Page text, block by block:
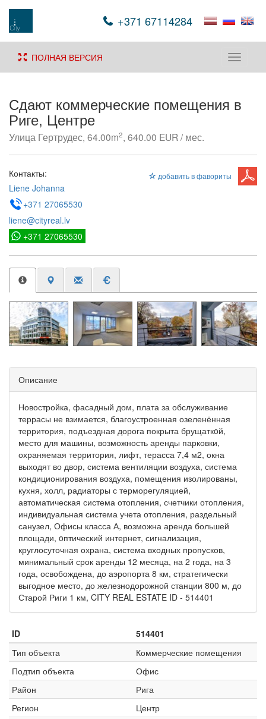
+371 67114284
Toggle
ПОЛНАЯ ВЕРСИЯ
Сдают коммерческие помещения в
Риге, Центре
Улица Гертрудес, 64.00m2, 640.00 EUR / мес.
добавить в фавориты
Контакты:
Liene Johanna
+371 27065530
liene@cityreal.lv
+371 27065530
Описание
Новостройка, фасадный дом, плата за обслуживание
террасы не взимается, благоустроенная озеленённая
территория, подъездная дорога покрыта брущаткoй,
место для машины, возможность аренды парковки,
охраняемая территория, лифт, терасса 7,4 м2, окна
выходят во двор, система вентиляции воздуха, система
кондиционирования воздуха, помещения изолированы,
кухня, холл, радиаторы с терморегуляцией,
автоматическая система отопления, счетчики отопления,
индивидуальная система учета отопления, раздельный
санузел, Офисы класса А, возможна аренда большей
площади, oптический интернет, сигнализация,
круглосуточная охрана, система входных пропусков,
минимальный срок аренды 12 месяца, на 2 года, на 3
года, освобождена, до аэропорта 8 км, стратегически
выгодное место, до железнодорожной станции 800 м, до
Старой Риги 1 км, CITY REAL ESTATE ID - 514401
ID
514401
Тип объекта
Коммерческие помещения
Подтип объекта
Офис
Район
Рига
Регион
Центр